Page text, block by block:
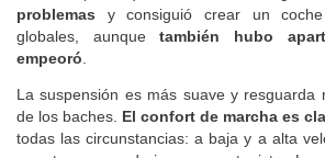
leerse la prueba). Con el Model 3
problemasy consiguió crear un
globales, aunque
La suspensión es más suave y resguarda
de los baches.El confort de marcha es